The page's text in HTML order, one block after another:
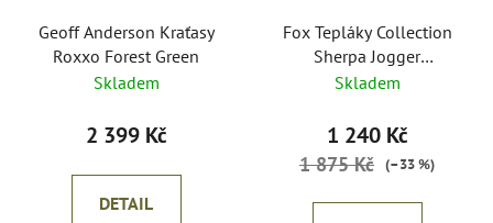
Geoff Anderson Kraťasy
Roxxo Forest Green
Skladem
2 399 Kč
DETAIL
Fox Tepláky Collection
Sherpa Jogger
Green/Black
Skladem
1 240 Kč
1 875 Kč (–33 %)